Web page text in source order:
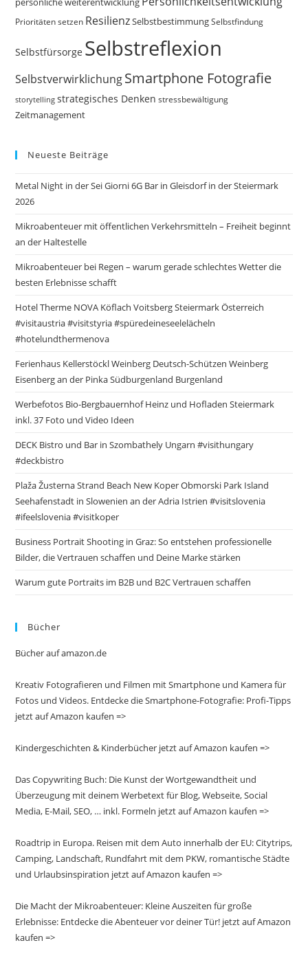
Prioritäten setzen ResilienzSelbstbestimmung Selbstfindung
Selbstfürsorge Selbstreflexion
SelbstverwirklichungSmartphone Fotografie
storytelling strategisches Denken stressbewältigung
Zeitmanagement
Neueste Beiträge
Metal Night in der Sei Giorni 6G Bar in Gleisdorf in der Steiermark
2026
Mikroabenteuer mit öffentlichen Verkehrsmitteln – Freiheit beginnt
an der Haltestelle
Mikroabenteuer bei Regen – warum gerade schlechtes Wetter die
besten Erlebnisse schafft
Hotel Therme NOVA Köflach Voitsberg Steiermark Österreich
#visitaustria #visitstyria #spüredeineseelelächeln
#hotelundthermenova
Ferienhaus Kellerstöckl Weinberg Deutsch-Schützen Weinberg
Eisenberg an der Pinka Südburgenland Burgenland
Werbefotos Bio-Bergbauernhof Heinz und Hofladen Steiermark
inkl. 37 Foto und Video Ideen
DECK Bistro und Bar in Szombathely Ungarn #visithungary
#deckbistro
Plaža Žusterna Strand Beach New Koper Obmorski Park Island
Seehafenstadt in Slowenien an der Adria Istrien #visitslovenia
#ifeelslovenia #visitkoper
Business Portrait Shooting in Graz: So entstehen professionelle
Bilder, die Vertrauen schaffen und Deine Marke stärken
Warum gute Portraits im B2B und B2C Vertrauen schaffen
Bücher
Bücher auf amazon.de
Kreativ Fotografieren und Filmen mit Smartphone und Kamera für
Fotos und Videos. Entdecke die Smartphone-Fotografie: Profi-Tipps
jetzt auf Amazon kaufen =>
Kindergeschichten & Kinderbücher jetzt auf Amazon kaufen =>
Das Copywriting Buch: Die Kunst der Wortgewandtheit und
Überzeugung mit deinem Werbetext für Blog, Webseite, Social
Media, E-Mail, SEO, … inkl. Formeln jetzt auf Amazon kaufen =>
Roadtrip in Europa. Reisen mit dem Auto innerhalb der EU: Citytrips,
Camping, Landschaft, Rundfahrt mit dem PKW, romantische Städte
und Urlaubsinspiration jetzt auf Amazon kaufen =>
Die Macht der Mikroabenteuer: Kleine Auszeiten für große
Erlebnisse: Entdecke die Abenteuer vor deiner Tür! jetzt auf Amazon
kaufen =>